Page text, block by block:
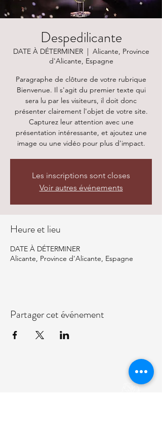
Despedilicante
DATE À DÉTERMINER
  |
Alicante, Province
d'Alicante, Espagne
Paragraphe de clôture de votre rubrique
Bienvenue. Il s'agit du premier texte qui
sera lu par les visiteurs, il doit donc
présenter clairement l'objet de votre site.
Capturez leur attention avec une
présentation intéressante, et ajoutez une
image ou une vidéo pour plus d'impact.
Les inscriptions sont closes
Voir autres événements
Heure et lieu
DATE À DÉTERMINER
Alicante, Province d'Alicante, Espagne
Partager cet événement